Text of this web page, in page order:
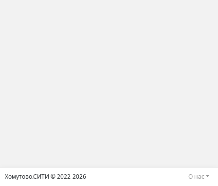
Хомутово.СИТИ © 2022-2026 О нас